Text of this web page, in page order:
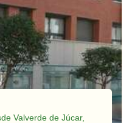
Valverde de Júcar,